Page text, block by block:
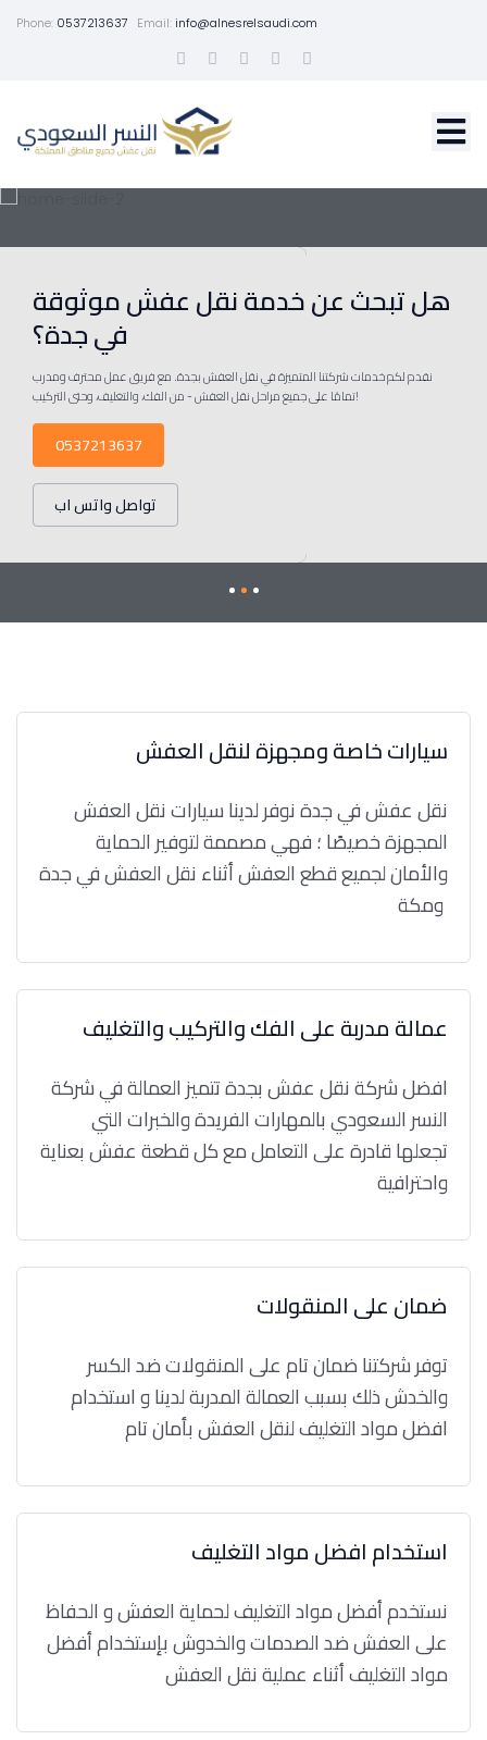
Phone: 0537213637 Email:info@alnesrelsaudi.com
هل تبحث عن خدمة نقل عفش موثوقة
في جدة؟
نقدم لكم خدمات شركتنا المتميزة في نقل العفش بجدة. مع فريق عمل محترف ومدرب
تمامًا على جميع مراحل نقل العفش - من الفك، والتغليف، وحتى التركيب!
0537213637
تواصل واتس اب
سيارات خاصة ومجهزة لنقل العفش
نقل عفش في جدة نوفر لدينا سيارات نقل العفش
المجهزة خصيصًا ؛ فهي مصممة لتوفير الحماية
والأمان لجميع قطع العفش أثناء نقل العفش في جدة
عمالة مدربة على الفك والتركيب والتغليف
افضل شركة نقل عفش بجدة تتميز العمالة في شركة
النسر السعودي بالمهارات الفريدة والخبرات التي
تجعلها قادرة على التعامل مع كل قطعة عفش بعناية
واحترافية
ضمان على المنقولات
توفر شركتنا ضمان تام على المنقولات ضد الكسر
والخدش ذلك بسبب العمالة المدربة لدينا و استخدام
افضل مواد التغليف لنقل العفش بأمان تام
استخدام افضل مواد التغليف
نستخدم أفضل مواد التغليف لحماية العفش و الحفاظ
على العفش ضد الصدمات والخدوش بإستخدام أفضل
مواد التغليف أثناء عملية نقل العفش